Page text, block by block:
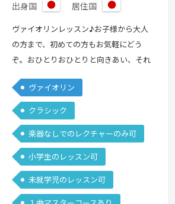
出身国
本
居住国
本
ヴァイオリンレッスン♪お子様から大人
の方まで、初めての方もお気軽にどう
ぞ。おひとりおひとりと向きあい、それ
す。広島市生まれ。神奈川県、広島県、
大阪府を経て、現在は山形県に暮らして
います。今までに3歳のお子様から70歳
台の大人の方まで指導経験有り。大阪に
住んでいた頃はトート音楽院の梅田校で
も個人レッスンとアンサンブルの講師を
させていただいておりました。現在はプ
ロオ…
続きを見る »
ヴァイオリン
クラシック
楽器なしでのレクチャーのみ可
小学生のレッスン可
未就学児のレッスン可